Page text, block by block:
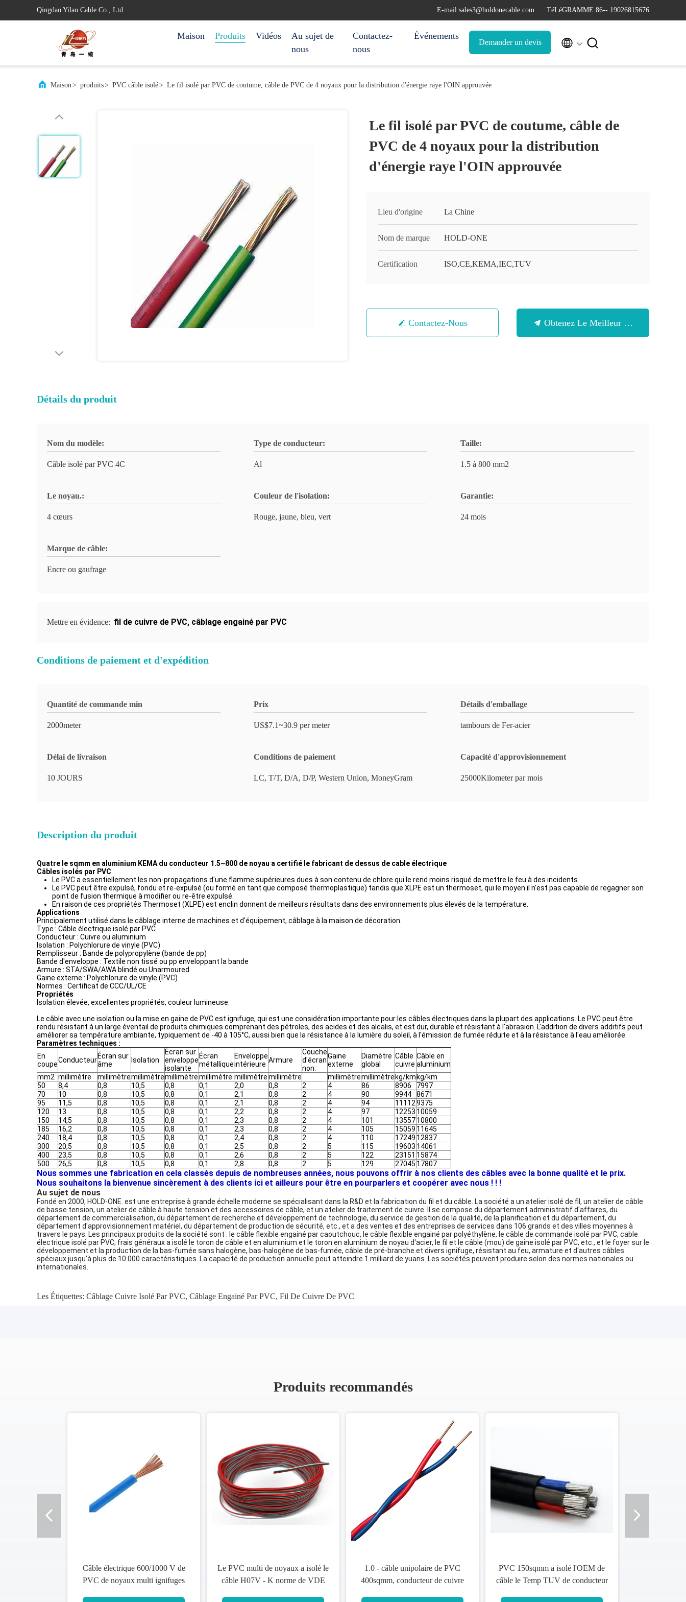
Qingdao Yilan Cable Co., Ltd. E-mail sales3@holdonecable.com TéLéGRAMME 86-- 19026815676
Maison Produits Vidéos
Au sujet de
nous
Contactez-
nous
Événements
Demander un devis  
Maison> produits> PVC câble isolé> Le fil isolé par PVC de coutume, câble de PVC de 4 noyaux pour la distribution d'énergie raye l'OIN approuvée
Le fil isolé par PVC de coutume, câble de
PVC de 4 noyaux pour la distribution
d'énergie raye l'OIN approuvée
Lieu d'origine La Chine
Nom de marque HOLD-ONE
Certification ISO,CE,KEMA,IEC,TUV
Contactez-Nous Obtenez Le Meilleur Prix
Détails du produit
Nom du modèle:
Câble isolé par PVC 4C
Type de conducteur:
Al
Taille:
1.5 à 800 mm2
Le noyau.:
4 cœurs
Couleur de l'isolation:
Rouge, jaune, bleu, vert
Garantie:
24 mois
Marque de câble:
Encre ou gaufrage
Mettre en évidence: fil de cuivre de PVC, câblage engainé par PVC
Conditions de paiement et d'expédition
Quantité de commande min
2000meter
Prix
US$7.1~30.9 per meter
Détails d'emballage
tambours de Fer-acier
Délai de livraison
10 JOURS
Conditions de paiement
LC, T/T, D/A, D/P, Western Union, MoneyGram
Capacité d'approvisionnement
25000Kilometer par mois
Description du produit
Quatre le sqmm en aluminium KEMA du conducteur 1.5~800 de noyau a certifié le fabricant de dessus de cable électrique
Câbles isolés par PVC
Le PVC a essentiellement les non-propagations d'une flamme supérieures dues à son contenu de chlore qui le rend moins risqué de mettre le feu à des incidents.
Le PVC peut être expulsé, fondu et re-expulsé (ou formé en tant que composé thermoplastique) tandis que XLPE est un thermoset, qui le moyen il n'est pas capable de regagner son
point de fusion thermique à modifier ou re-être expulsé.
En raison de ces propriétés Thermoset (XLPE) est enclin donnent de meilleurs résultats dans des environnements plus élevés de la température.
Applications
Principalement utilisé dans le câblage interne de machines et d'équipement, câblage à la maison de décoration.
Type : Câble électrique isolé par PVC
Conducteur : Cuivre ou aluminium
Isolation : Polychlorure de vinyle (PVC)
Remplisseur : Bande de polypropylène (bande de pp)
Bande d'enveloppe : Textile non tissé ou pp enveloppant la bande
Armure : STA/SWA/AWA blindé ou Unarmoured
Gaine externe : Polychlorure de vinyle (PVC)
Normes : Certificat de CCC/UL/CE
Propriétés
Isolation élevée, excellentes propriétés, couleur lumineuse.
Le câble avec une isolation ou la mise en gaine de PVC est ignifuge, qui est une considération importante pour les câbles électriques dans la plupart des applications. Le PVC peut être
rendu résistant à un large éventail de produits chimiques comprenant des pétroles, des acides et des alcalis, et est dur, durable et résistant à l'abrasion. L'addition de divers additifs peut
améliorer sa température ambiante, typiquement de -40 à 105°C, aussi bien que la résistance à la lumière du soleil, à l'émission de fumée réduite et à la résistance à l'eau améliorée.
Paramètres techniques :
En
coupeConducteurÉcran sur
âme
Isolation
Écran sur
enveloppe
isolante
Écran
métallique
Enveloppe
intérieure Armure
Couche
d'écran
non.
Gaine
externe
Diamètre
global
Câble
cuivre
Câble en
aluminium
mm2 millimètre millimètremillimètremillimètremillimètre millimètremillimètre millimètremillimètre kg/km kg/km
50
8,4 0,8 10,5 0,8 0,1 2,0 0,8 2 4 86 8906
7997
70
10 0,8 10,5 0,8 0,1 2,1 0,8 2 4 90 9944
8671
95
11,5 0,8 10,5 0,8 0,1 2,1 0,8 2 4 94 111129375
120
13 0,8 10,5 0,8 0,1 2,2 0,8 2 4 97 12253 10059
150
14,5 0,8 10,5 0,8 0,1 2,3 0,8 2 4 101 1355710800
185
16,2 0,8 10,5 0,8 0,1 2,3 0,8 2 4 105 15059 11645
240
18,4 0,8 10,5 0,8 0,1 2,4 0,8 2 4 110 17249 12837
300
20,5 0,8 10,5 0,8 0,1 2,5 0,8 2 5 115 19603 14061
400
23,5 0,8 10,5 0,8 0,1 2,6 0,8 2 5 122 23151 15874
500
26,5 0,8 10,5 0,8 0,1 2,8 0,8 2 5 129 27045 17807
Nous sommes une fabrication en cela classés depuis de nombreuses années, nous pouvons offrir à nos clients des câbles avec la bonne qualité et le prix.
Nous souhaitons la bienvenue sincèrement à des clients ici et ailleurs pour être en pourparlers et coopérer avec nous ! ! !
Au sujet de nous
Fondé en 2000, HOLD-ONE. est une entreprise à grande échelle moderne se spécialisant dans la R&D et la fabrication du fil et du câble. La société a un atelier isolé de fil, un atelier de câble
de basse tension, un atelier de câble à haute tension et des accessoires de câble, et un atelier de traitement de cuivre. Il se compose du département administratif d'affaires, du
département de commercialisation, du département de recherche et développement de technologie, du service de gestion de la qualité, de la planification et du département, du
département d'approvisionnement matériel, du département de production de sécurité, etc., et a des ventes et des entreprises de services dans 106 grands et des villes moyennes à
travers le pays. Les principaux produits de la société sont : le câble flexible engainé par caoutchouc, le câble flexible engainé par polyéthylène, le câble de commande isolé par PVC, cable
électrique isolé par PVC, frais généraux a isolé le toron de câble et en aluminium et le toron en aluminium de noyau d'acier, le fil et le câble (mou) de gaine isolé par PVC, etc., et le foyer sur le
développement et la production de la bas-fumée sans halogène, bas-halogène de bas-fumée, câble de pré-branche et divers ignifuge, résistant au feu, armature et d'autres câbles
spéciaux jusqu'à plus de 10 000 caractéristiques. La capacité de production annuelle peut atteindre 1 milliard de yuans. Les sociétés peuvent produire selon des normes nationales ou
internationales.
Les Étiquettes: Câblage Cuivre Isolé Par PVC, Câblage Engainé Par PVC, Fil De Cuivre De PVC
Produits recommandés
Câble électrique 600/1000 V de
PVC de noyaux multi ignifuges
Le PVC multi de noyaux a isolé le
câble H07V - K norme de VDE
1.0 - câble unipolaire de PVC
400sqmm, conducteur de cuivre
PVC 150sqmm a isolé l'OEM de
câble le Temp TUV de conducteur